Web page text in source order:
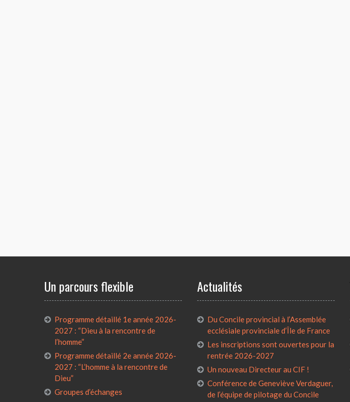
Un parcours flexible
Programme détaillé 1e année 2026-
2027 : “Dieu à la rencontre de
l’homme”
Programme détaillé 2e année 2026-
2027 : “L’homme à la rencontre de
Dieu”
Groupes d’échanges
Actualités
Du Concile provincial à l’Assemblée
ecclésiale provinciale d’Île de France
Les inscriptions sont ouvertes pour la
rentrée 2026-2027
Un nouveau Directeur au CIF !
Conférence de Geneviève Verdaguer,
de l’équipe de pilotage du Concile